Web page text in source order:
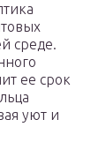
среде.
ее срок
уют и